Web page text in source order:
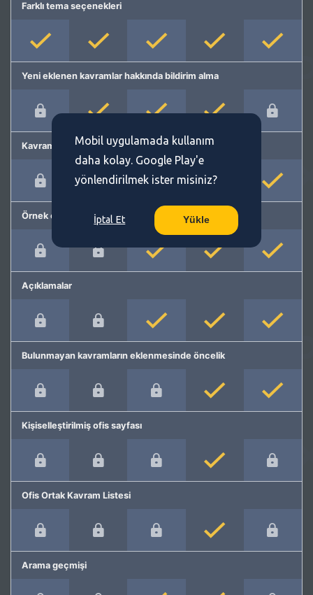
Farklı tema seçenekleri
Yeni eklenen kavramlar hakkında bildirim alma
Kavram önerme
Örnek cümleler
Açıklamalar
Bulunmayan kavramların eklenmesinde öncelik
Kişiselleştirilmiş ofis sayfası
Ofis Ortak Kavram Listesi
Arama geçmişi
Mobil uygulamada kullanım
daha kolay. Google Play'e
yönlendirilmek ister misiniz?
İptal Et Yükle